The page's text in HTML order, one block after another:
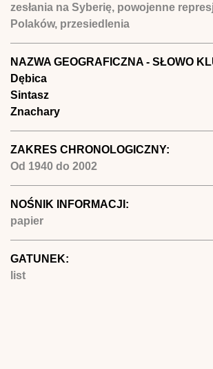
zesłania na Syberię, powojenne
Polaków, przesiedlenia
NAZWA GEOGRAFICZNA - SŁOWO
Dębica
Sintasz
Znachary
ZAKRES CHRONOLOGICZNY:
Od 1940 do 2002
NOŚNIK INFORMACJI:
papier
GATUNEK:
list